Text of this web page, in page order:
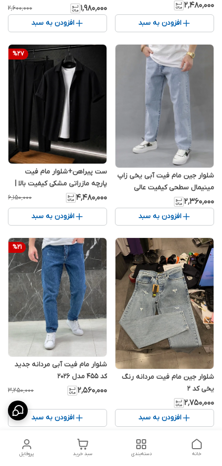
۲٬۴۸۰٬۰۰۰
افزودن به سبد
۱٬۹۸۰٬۰۰۰ ۲٬۶۰۰٬۰۰۰
افزودن به سبد
شلوار جین مام فیت آبی یخی زاپ
مینیمال سطحی کیفیت عالی
۲٬۳۶۰٬۰۰۰
افزودن به سبد
%27
ست پیراهن+شلوار مام فیت
پارچه مازراتی مشکی کیفیت بالا |
استایل اولد مانی ترند 2026 ✨
۴٬۴۸۰٬۰۰۰ ۶٬۱۵۰٬۰۰۰
افزودن به سبد
شلوار جین مام فیت مردانه رنگ
یخی کد ۲
۲٬۷۵۰٬۰۰۰
افزودن به سبد
%21
شلوار مام فیت آبی مردانه جدید
کد 455 مدل 2026
۲٬۵۶۰٬۰۰۰ ۳٬۲۵۰٬۰۰۰
افزودن به سبد
پروفایل سبد خرید دسته‌بندی خانه